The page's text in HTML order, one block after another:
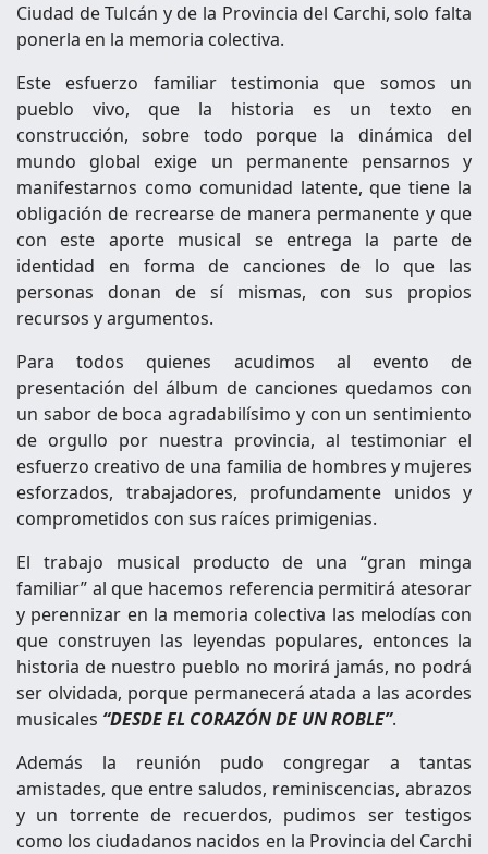
Ciudad de Tulcán y de la Provincia del Carchi, solo falta
ponerla en la memoria colectiva.
Este esfuerzo familiar testimonia que somos un
pueblo vivo, que la historia es un texto en
construcción, sobre todo porque la dinámica del
mundo global exige un permanente pensarnos y
manifestarnos como comunidad latente, que tiene la
obligación de recrearse de manera permanente y que
con este aporte musical se entrega la parte de
identidad en forma de canciones de lo que las
personas donan de sí mismas, con sus propios
recursos y argumentos.
Para todos quienes acudimos al evento de
presentación del álbum de canciones quedamos con
un sabor de boca agradabilísimo y con un sentimiento
de orgullo por nuestra provincia, al testimoniar el
esfuerzo creativo de una familia de hombres y mujeres
esforzados, trabajadores, profundamente unidos y
comprometidos con sus raíces primigenias.
El trabajo musical producto de una “gran minga
familiar” al que hacemos referencia permitirá atesorar
y perennizar en la memoria colectiva las melodías con
que construyen las leyendas populares, entonces la
historia de nuestro pueblo no morirá jamás, no podrá
ser olvidada, porque permanecerá atada a las acordes
musicales “DESDE EL CORAZÓN DE UN ROBLE”.
Además la reunión pudo congregar a tantas
amistades, que entre saludos, reminiscencias, abrazos
y un torrente de recuerdos, pudimos ser testigos
como los ciudadanos nacidos en la Provincia del Carchi